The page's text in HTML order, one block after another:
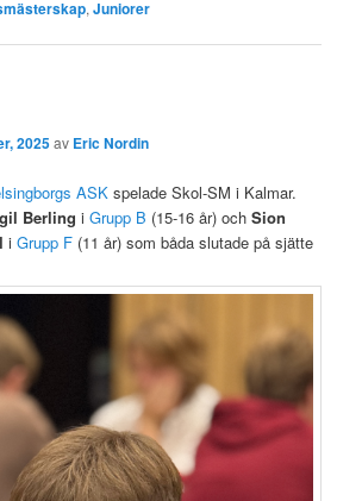
,Juniorer
2025av Eric Nordin
ASK spelade Skol-SM i Kalmar.
Berling iGrupp B (15-16 år) ochSion
iGrupp F (11 år) som båda slutade på sjätte